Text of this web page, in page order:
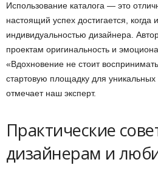
Использование каталога — это
настоящий успех достигается,
индивидуальностью дизайнера.
проектам оригинальность и
«Вдохновение не стоит
стартовую площадку для
отмечает наш эксперт.
Практические
дизайнерам и